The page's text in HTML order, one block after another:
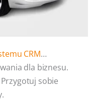
CRM…
dla biznesu.
sobie